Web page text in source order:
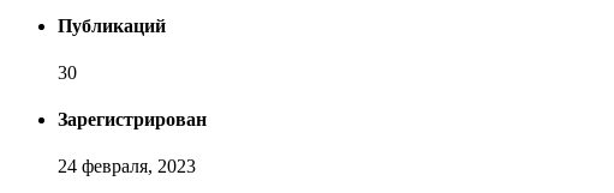
Публикаций
30
Зарегистрирован
24 февраля, 2023